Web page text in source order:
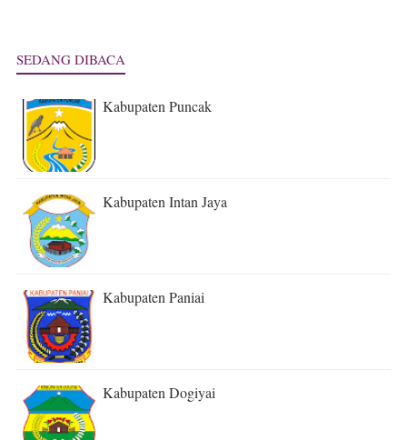
SEDANG DIBACA
Kabupaten Puncak
Kabupaten Intan Jaya
Kabupaten Paniai
Kabupaten Dogiyai